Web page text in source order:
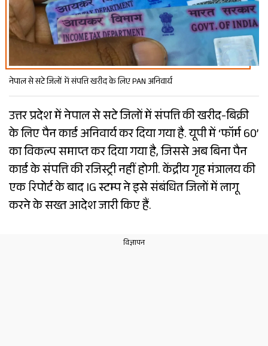
नेपाल से सटे जिलों में संपत्ति खरीद के लिए PAN अनिवार्य
उत्तर प्रदेश में नेपाल से सटे जिलों में संपत्ति की खरीद-बिक्री
के लिए पैन कार्ड अनिवार्य कर दिया गया है. यूपी में ‘फॉर्म 60’
का विकल्प समाप्त कर दिया गया है, जिससे अब बिना पैन
कार्ड के संपत्ति की रजिस्ट्री नहीं होगी. केंद्रीय गृह मंत्रालय की
एक रिपोर्ट के बाद IG स्टम्प ने इसे संबंधित जिलों में लागू
करने के सख्त आदेश जारी किए हैं.